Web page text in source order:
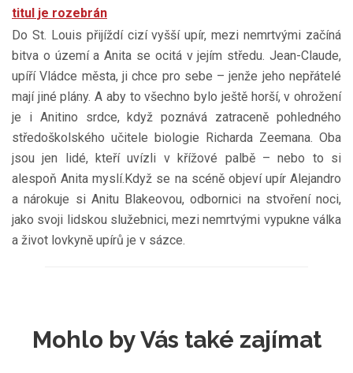
titul je rozebrán
Do St. Louis přijíždí cizí vyšší upír, mezi nemrtvými začíná
bitva o území a Anita se ocitá v jejím středu. Jean-Claude,
upíří Vládce města, ji chce pro sebe – jenže jeho nepřátelé
mají jiné plány. A aby to všechno bylo ještě horší, v ohrožení
je i Anitino srdce, když poznává zatraceně pohledného
středoškolského učitele biologie Richarda Zeemana. Oba
jsou jen lidé, kteří uvízli v křížové palbě – nebo to si
alespoň Anita myslí.Když se na scéně objeví upír Alejandro
a nárokuje si Anitu Blakeovou, odbornici na stvoření noci,
jako svoji lidskou služebnici, mezi nemrtvými vypukne válka
a život lovkyně upírů je v sázce.
Mohlo by Vás také zajímat